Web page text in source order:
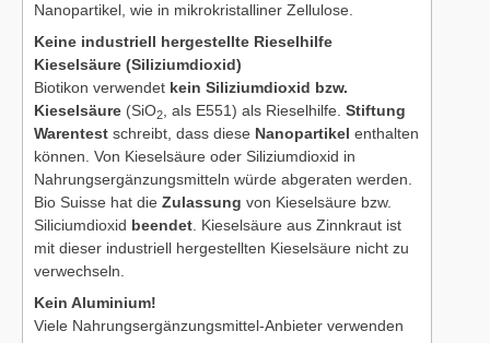
Nanopartikel, wie in mikrokristalliner Zellulose.
Keine industriell hergestellte Rieselhilfe
Kieselsäure (Siliziumdioxid)
Biotikon verwendet kein Siliziumdioxid bzw.
Kieselsäure (SiO2, als E551) als Rieselhilfe. Stiftung
Warentest schreibt, dass diese Nanopartikel enthalten
können. Von Kieselsäure oder Siliziumdioxid in
Nahrungsergänzungsmitteln würde abgeraten werden.
Bio Suisse hat die Zulassung von Kieselsäure bzw.
Siliciumdioxid beendet. Kieselsäure aus Zinnkraut ist
mit dieser industriell hergestellten Kieselsäure nicht zu
verwechseln.
Kein Aluminium!
Viele Nahrungsergänzungsmittel-Anbieter verwenden